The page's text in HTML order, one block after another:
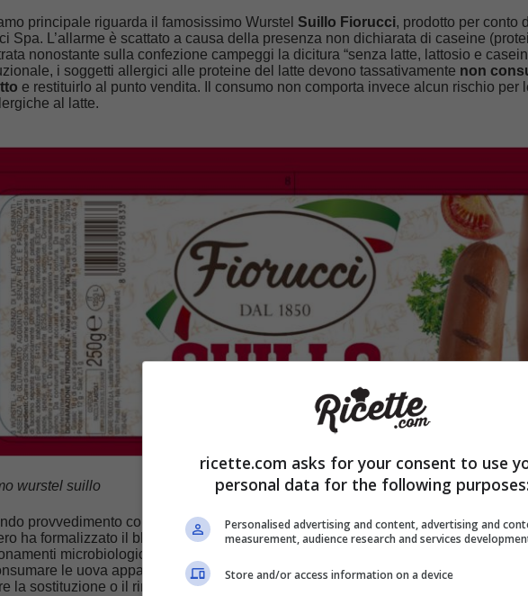
principale riguarda il famosissimo Wurstel Suillo Fiorucci, prodotto per conto
Spa. L’allarme è scattato a causa della presenza non dichiarata di caseine
nonostante sulla confezione campeggi la dicitura “senza latte, lattosio e
i soggetti allergici alle proteine del latte devono tassativamente non
e restituirlo al punto vendita. Il consumo non comporta invece alcun rischio per
al latte.
wurstel suillo
provvedimento colpisce invece le uova biologiche a marchio Bio Fattoria. In
ha formalizzato il blocco a causa del riscontro diSalmonella typhimurium
microbiologici. Anche per questo alimento, l’azienda raccomanda in via
le uova appartenenti ai lotti indicati e diriportarle al punto vendita
la sostituzione o il rimborso economico.
ricette.com asks for your consent to use
personal data for the following purposes:
Personalised advertising and content, advertising and
measurement, audience research and services
Store and/or access information on a device